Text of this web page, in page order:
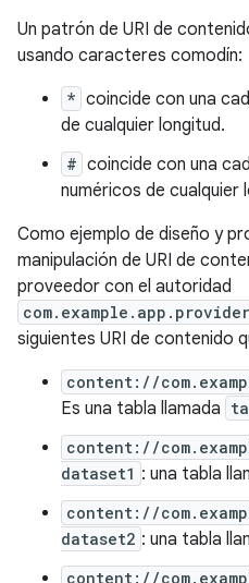
Un patrón de URI de
usando caracteres comodín:
* coincide con una
de cualquier longitud.
# coincide con una
numéricos de cualquier
Como ejemplo de diseño y
manipulación de URI de
proveedor con el autoridad
com.example.app.provider
siguientes URI de contenido
content://
Es una tabla llamada
content://
dataset1 : una tabla
content://
dataset2 : una tabla
content://